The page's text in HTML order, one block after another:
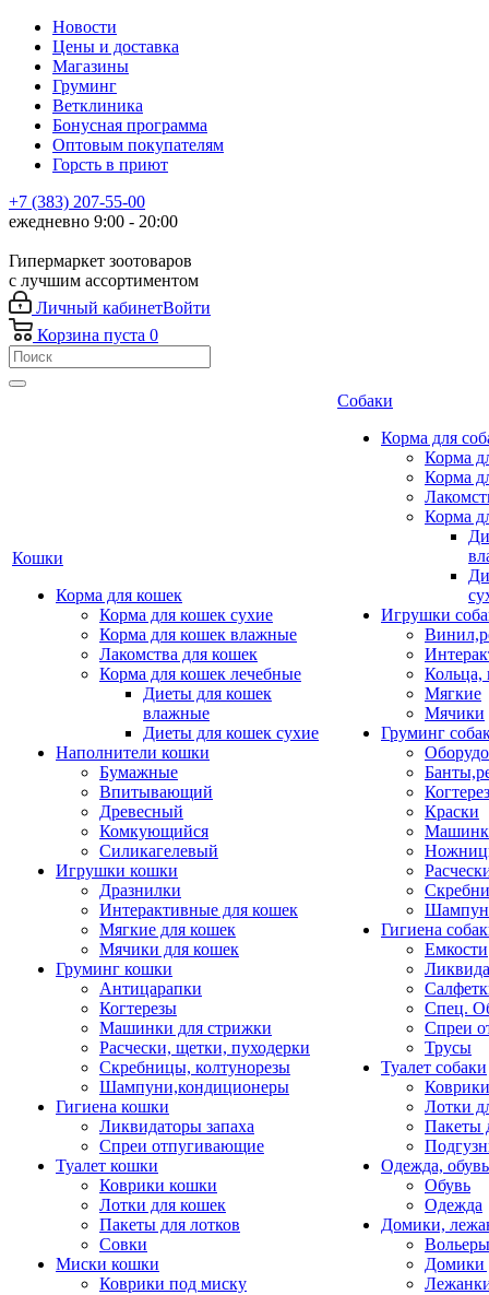
Новости
Цены и доставка
Магазины
Груминг
Ветклиника
Бонусная программа
Оптовым покупателям
Горсть в приют
+7 (383) 207-55-00
ежедневно 9:00 - 20:00
Гипермаркет зоотоваров
с лучшим ассортиментом
Личный кабинетВойти
Корзина пуста 0
Кошки
Корма для кошек
Корма для кошек сухие
Корма для кошек влажные
Лакомства для кошек
Корма для кошек лечебные
Диеты для кошек
влажные
Диеты для кошек сухие
Наполнители кошки
Бумажные
Впитывающий
Древесный
Комкующийся
Силикагелевый
Игрушки кошки
Дразнилки
Интерактивные для кошек
Мягкие для кошек
Мячики для кошек
Груминг кошки
Антицарапки
Когтерезы
Машинки для стрижки
Расчески, щетки, пуходерки
Скребницы, колтунорезы
Шампуни,кондиционеры
Гигиена кошки
Ликвидаторы запаха
Спреи отпугивающие
Туалет кошки
Коврики кошки
Лотки для кошек
Пакеты для лотков
Совки
Миски кошки
Коврики под миску
Собаки
Корма для
Корма
Корма
Корма
Игрушки
Кольца,
Мягкие
Мячики
Груминг
Краски
Гигиена
Емкости
Спец.
Спреи
Трусы
Туалет собаки
Коврики
Лотки
Пакеты
Одежда, обувь
Обувь
Одежда
Домики,
Домики